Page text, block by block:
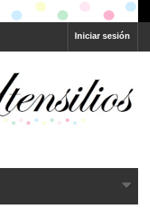
Iniciar sesión